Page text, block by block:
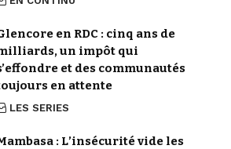
en RDC : cinq ans de
un impôt qui
et des communautés
en attente
LES SERIES
: L’insécurité vide les